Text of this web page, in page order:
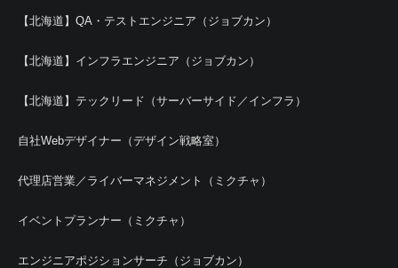
【北海道】QA・テストエンジニア（ジョブカン）
【北海道】インフラエンジニア（ジョブカン）
【北海道】テックリード（サーバーサイド／インフラ）
自社Webデザイナー（デザイン戦略室）
代理店営業／ライバーマネジメント（ミクチャ）
イベントプランナー（ミクチャ）
エンジニアポジションサーチ（ジョブカン）